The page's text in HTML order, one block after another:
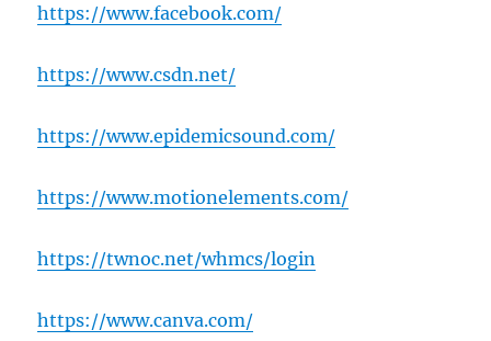
https://www.facebook.com/
https://www.csdn.net/
https://www.epidemicsound.com/
https://www.motionelements.com/
https://twnoc.net/whmcs/login
https://www.canva.com/